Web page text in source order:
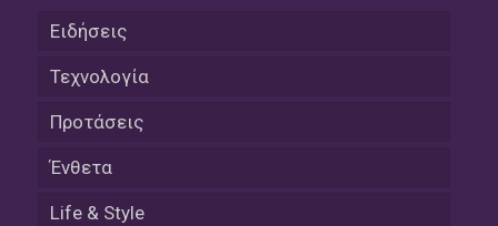
Ειδήσεις
Τεχνολογία
Προτάσεις
Ένθετα
Life & Style